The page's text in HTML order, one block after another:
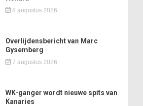
8 augustus 2026
Overlijdensbericht van Marc
Gysemberg
7 augustus 2026
WK-ganger wordt nieuwe spits van
Kanaries